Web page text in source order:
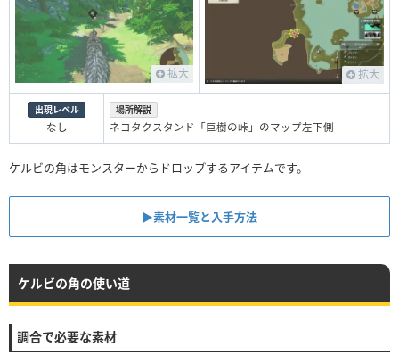
拡大 拡大
出現レベル
なし
場所解説
ネコタクスタンド「巨樹の峠」のマップ左下側
ケルビの角はモンスターからドロップするアイテムです。
▶︎素材一覧と入手方法
ケルビの角の使い道
調合で必要な素材